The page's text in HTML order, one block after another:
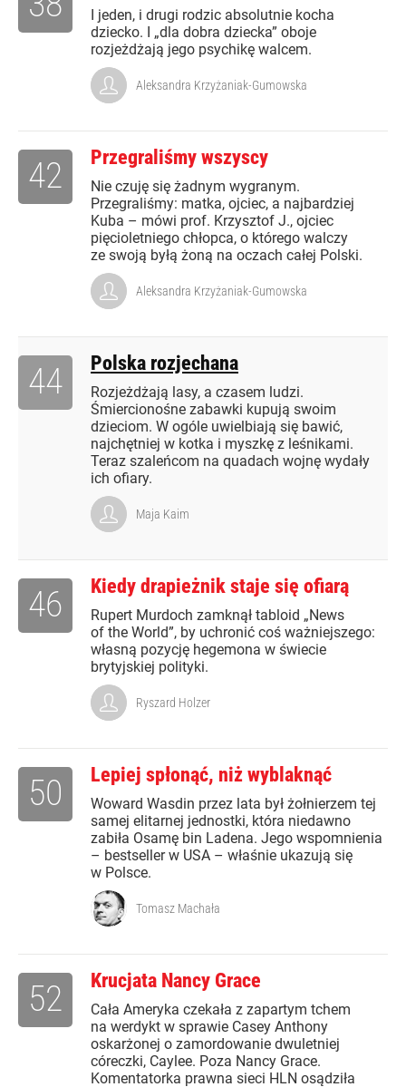
I jeden, i drugi rodzic absolutnie kocha
dziecko. I „dla dobra dziecka” oboje
rozjeżdżają jego psychikę walcem.
Aleksandra Krzyżaniak-Gumowska
Przegraliśmy wszyscy
Nie czuję się żadnym wygranym.
Przegraliśmy: matka, ojciec, a najbardziej
Kuba – mówi prof. Krzysztof J., ojciec
pięcioletniego chłopca, o którego walczy
ze swoją byłą żoną na oczach całej Polski.
42
Aleksandra Krzyżaniak-Gumowska
Polska rozjechana
Rozjeżdżają lasy, a czasem ludzi.
Śmiercionośne zabawki kupują swoim
dzieciom. W ogóle uwielbiają się bawić,
najchętniej w kotka i myszkę z leśnikami.
Teraz szaleńcom na quadach wojnę wydały
ich ofiary.
44
Maja Kaim
Kiedy drapieżnik staje się ofiarą
Rupert Murdoch zamknął tabloid „News
of the World”, by uchronić coś ważniejszego:
własną pozycję hegemona w świecie
brytyjskiej polityki.
46
Ryszard Holzer
Lepiej spłonąć, niż wyblaknąć
Woward Wasdin przez lata był żołnierzem tej
samej elitarnej jednostki, która niedawno
zabiła Osamę bin Ladena. Jego wspomnienia
– bestseller w USA – właśnie ukazują się
w Polsce.
50
Tomasz Machała
Krucjata Nancy Grace
Cała Ameryka czekała z zapartym tchem
na werdykt w sprawie Casey Anthony
oskarżonej o zamordowanie dwuletniej
córeczki, Caylee. Poza Nancy Grace.
Komentatorka prawna sieci HLN osądziła
52